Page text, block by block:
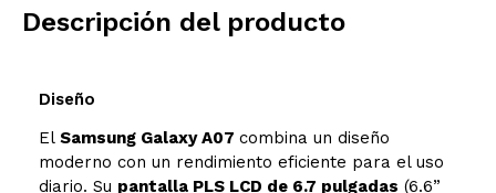
Descripción del producto
Diseño
El Samsung Galaxy A07 combina un diseño
moderno con un rendimiento eficiente para el uso
diario. Su pantalla PLS LCD de 6.7 pulgadas (6.6”